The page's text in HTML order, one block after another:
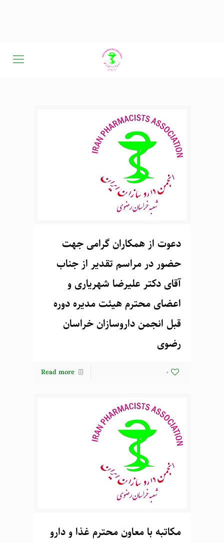
دعوت از همکاران گرامی جهت
حضور در مراسم تقدیر از جناب
آقای دکتر علیرضا شهریاری و
اعضای محترم هیئت مدیره دوره
قبل انجمن داروسازان خراسان
رضوی
0
Read more
مکاتبه با معاون محترم غذا و دارو